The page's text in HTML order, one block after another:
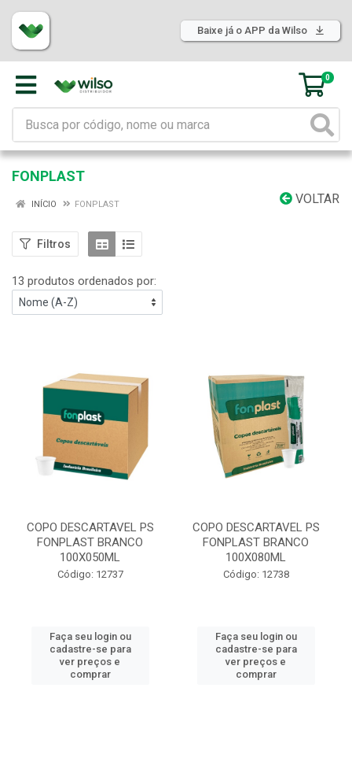
Baixe já o APP da Wilso
0
FONPLAST
VOLTAR
INÍCIO FONPLAST
Filtros
13 produtos ordenados por:
COPO DESCARTAVEL PS
FONPLAST BRANCO
100X050ML
Código: 12737
Faça seu login ou
cadastre-se para
ver preços e
comprar
COPO DESCARTAVEL PS
FONPLAST BRANCO
100X080ML
Código: 12738
Faça seu login ou
cadastre-se para
ver preços e
comprar